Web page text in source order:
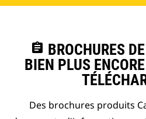
assignment BROCHURES
BIEN PLUS
Des brochures produits